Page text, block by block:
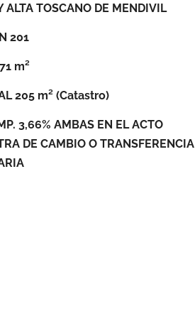
ALTA TOSCANO DE MENDIVIL
201
m²
205 m² (Catastro)
3,66% AMBAS EN EL ACTO
DE CAMBIO O TRANSFERENCIA